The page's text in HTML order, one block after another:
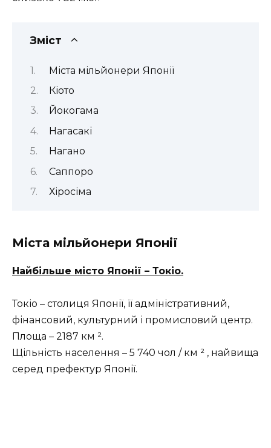
Зміст
Міста мільйонери Японії
Кіото
Йокогама
Нагасакі
Нагано
Саппоро
Хіросіма
Міста мільйонери Японії
Найбільше місто Японії – Токіо.
Токіо – столиця Японії, її адміністративний,
фінансовий, культурний і промисловий центр.
Площа – 2187 км ².
Щільність населення – 5 740 чол / км ² , найвища
серед префектур Японії.